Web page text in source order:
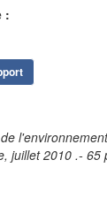
:
juillet 2010 .- 65